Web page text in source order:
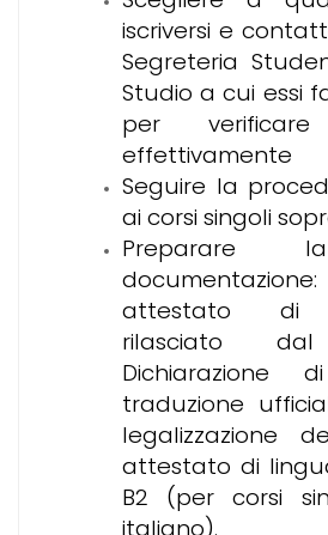
iscriversi e
Segreteria
Studio a cui essi
per
effettivamente
Seguire la
ai corsi singoli
Preparare
attestato di
rilasciato
Dichiarazione
traduzione
legalizzazione
attestato di
B2 (per corsi